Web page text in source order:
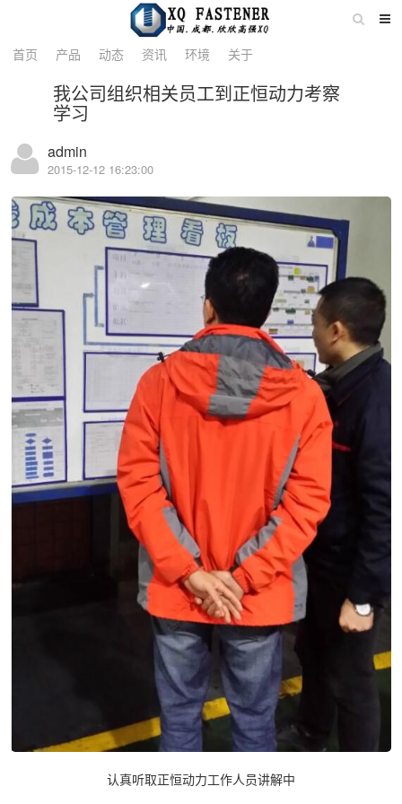
详情
首页 产品 动态 资讯 环境 关于
我公司组织相关员工到正恒动力考察
学习
admin
2015-12-12 16:23:00
认真听取正恒动力工作人员讲解中